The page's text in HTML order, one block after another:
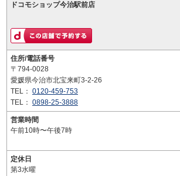
ドコモショップ今治駅前店
住所/電話番号
〒794-0028
愛媛県今治市北宝来町3-2-26
TEL： 0120-459-753
TEL： 0898-25-3888
営業時間
午前10時〜午後7時
定休日
第3水曜